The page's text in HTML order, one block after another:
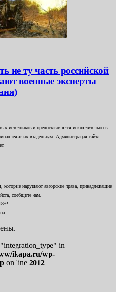
не ту часть российской
военные эксперты
источников и предоставляются исключительно в
их владельцам. Администрация сайта
нарушают авторские права, принадлежащие
сообщите нам.
in
ikapa.ru/wp-
on line 2012